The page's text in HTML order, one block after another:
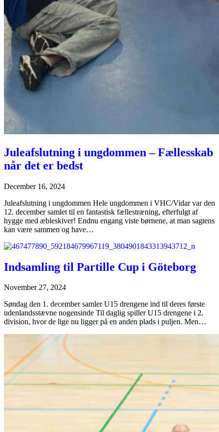
Juleafslutning i ungdommen – Fællesskab
når det er bedst
December 16, 2024
Juleafslutning i ungdommen Hele ungdommen i VHC/Vidar var den
12. december samlet til en fantastisk fællestræning, efterfulgt af
hygge med æbleskiver! Endnu engang viste børnene, at man sagtens
kan være sammen og have…
Indsamling til Partille Cup i Göteborg
November 27, 2024
Søndag den 1. december samler U15 drengene ind til deres første
udenlandsstævne nogensinde Til daglig spiller U15 drengene i 2.
division, hvor de lige nu ligger på en anden plads i puljen. Men…